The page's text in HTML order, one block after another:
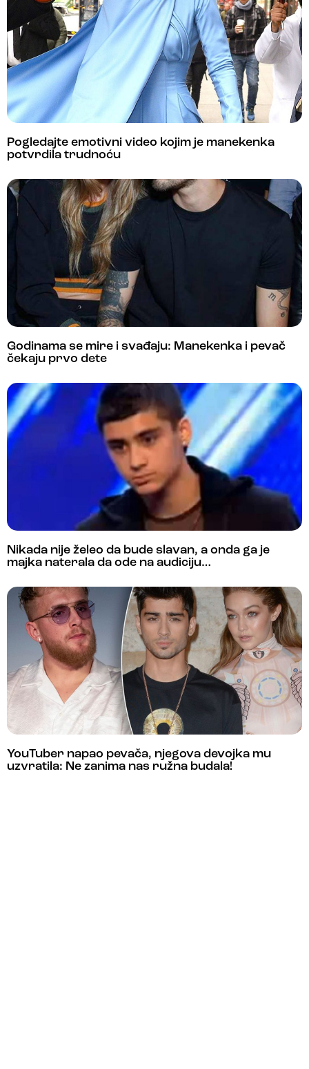
Pogledajte emotivni video kojim je manekenka
potvrdila trudnoću
Godinama se mire i svađaju: Manekenka i pevač
čekaju prvo dete
Nikada nije želeo da bude slavan, a onda ga je
majka naterala da ode na audiciju…
YouTuber napao pevača, njegova devojka mu
uzvratila: Ne zanima nas ružna budala!